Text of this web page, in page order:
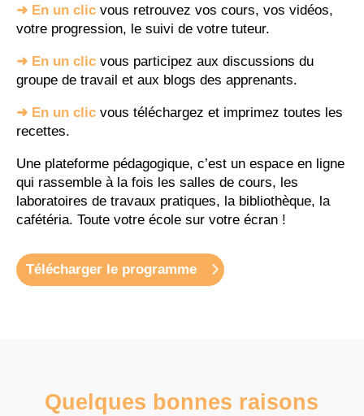
➜ En un clic vous retrouvez vos cours, vos vidéos,
votre progression, le suivi de votre tuteur.
➜ En un clic vous participez aux discussions du
groupe de travail et aux blogs des apprenants.
➜ En un clic vous téléchargez et imprimez toutes les
recettes.
Une plateforme pédagogique, c’est un espace en ligne
qui rassemble à la fois les salles de cours, les
laboratoires de travaux pratiques, la bibliothèque, la
cafétéria. Toute votre école sur votre écran !
Télécharger le programme
Quelques bonnes raisons